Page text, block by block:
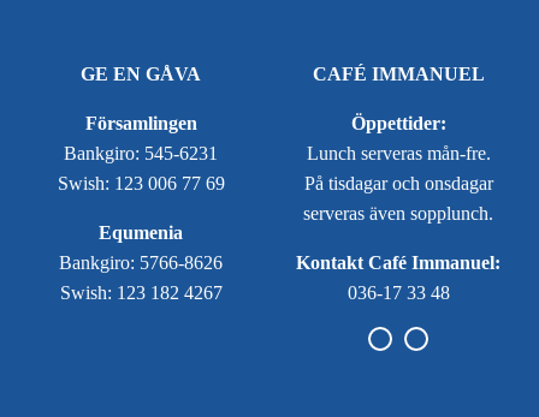
GE EN GÅVA
Församlingen
Bankgiro: 545-6231
Swish: 123 006 77 69
Equmenia
Bankgiro: 5766-8626
Swish: 123 182 4267
CAFÉ IMMANUEL
Öppettider:
Lunch serveras mån-fre.
På tisdagar och onsdagar
serveras även sopplunch.
Kontakt Café Immanuel:
036-17 33 48